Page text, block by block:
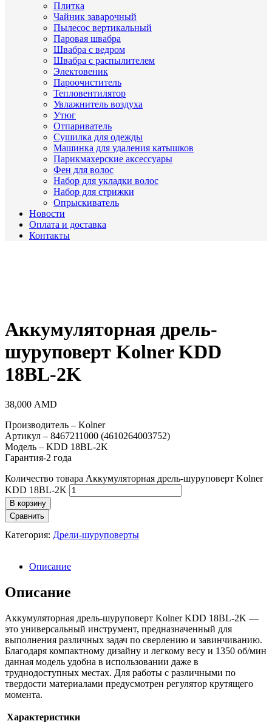
Плитка
Чайник заварочный
Пылесос вертикальный
Паровая швабра
Швабра с ведром
Швабра с распылителем
Электовеник
Пароочиститель
Тепловентилятор
Увлажнитель воздуха
Утюг
Отпариватель
Сушилка для одежды
Машинка для удаления катышков
Парикмахерские аксессуары
Фен для волос
Набор для укладки волос
Набор для стрижки
Опрыскиватель
Новости
Оплата и доставка
Контакты
Аккумуляторная дрель-
шуруповерт Kolner KDD
18BL-2K
38,000 AMD
Производитель – Kolner
Артикул – 8467211000 (4610264003752)
Модель – KDD 18BL-2K
Гарантия-2 года
Количество товара Аккумуляторная дрель-шуруповерт Kolner
KDD 18BL-2K
В корзину
Сравнить
Категория: Дрели-шуруповерты
Описание
Описание
Аккумуляторная дрель-шуруповерт Kolner KDD 18BL-2K —
это универсальный инструмент, предназначенный для
выполнения различных задач по сверлению и завинчиванию.
Благодаря компактному дизайну и легкому весу и 1350 об/мин
данная модель удобна в использовании даже в
труднодоступных местах. Для работы с различными по
твердости материалами предусмотрен регулятор крутящего
момента.
Характеристики